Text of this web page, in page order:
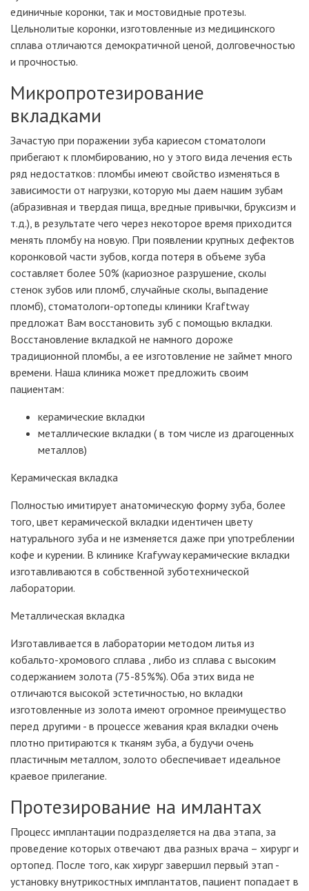
единичные коронки, так и мостовидные протезы.
Цельнолитые коронки, изготовленные из медицинского
сплава отличаются демократичной ценой, долговечностью
и прочностью.
Микропротезирование
вкладками
Зачастую при поражении зуба кариесом стоматологи
прибегают к пломбированию, но у этого вида лечения есть
ряд недостатков: пломбы имеют свойство изменяться в
зависимости от нагрузки, которую мы даем нашим зубам
(абразивная и твердая пища, вредные привычки, бруксизм и
т.д.), в результате чего через некоторое время приходится
менять пломбу на новую. При появлении крупных дефектов
коронковой части зубов, когда потеря в объеме зуба
составляет более 50% (кариозное разрушение, сколы
стенок зубов или пломб, случайные сколы, выпадение
пломб), стоматологи-ортопеды клиники Kraftway
предложат Вам восстановить зуб с помощью вкладки.
Восстановление вкладкой не намного дороже
традиционной пломбы, а ее изготовление не займет много
времени. Наша клиника может предложить своим
пациентам:
керамические вкладки
металлические вкладки ( в том числе из драгоценных
металлов)
Керамическая вкладка
Полностью имитирует анатомическую форму зуба, более
того, цвет керамической вкладки идентичен цвету
натурального зуба и не изменяется даже при употреблении
кофе и курении. В клинике Krafyway керамические вкладки
изготавливаются в собственной зуботехнической
лаборатории.
Металлическая вкладка
Изготавливается в лаборатории методом литья из
кобальто-хромового сплава , либо из сплава с высоким
содержанием золота (75-85%%). Оба этих вида не
отличаются высокой эстетичностью, но вкладки
изготовленные из золота имеют огромное преимущество
перед другими - в процессе жевания края вкладки очень
плотно притираются к тканям зуба, а будучи очень
пластичным металлом, золото обеспечивает идеальное
краевое прилегание.
Протезирование на имлантах
Процесс имплантации подразделяется на два этапа, за
проведение которых отвечают два разных врача – хирург и
ортопед. После того, как хирург завершил первый этап -
установку внутрикостных имплантатов, пациент попадает в